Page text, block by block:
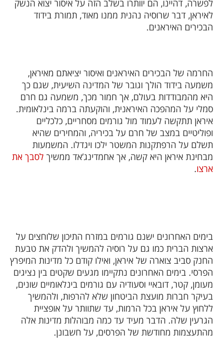
לפשרה, דהיינו, הם יוותרו בשלב הזה על איסור יצוא הנשק
לאיראן, דבר שרוסיה נהנית ממנו מאוד, תמורת בידוד
הבכירים האיראנים.
החרמה של הבכירים האיראנים ואיסור יציאתם מאיראן,
משמעה בידוד הולך וגובר של המדינה השיעית, שגם כך
היא מהמבודדות בעולם, אך חמור מכך, משמעה גם חרם
סמלי על המהפכה האיראנית, והוקעתה ברמה בינלאומית.
איראן תתקשה לעמוד מול גורמים מסחריים, כלכליים
ופוליטיים במצב של חרם על בכיריה, והמחירים שהיא
תשלם על הרפתקנות המשטר ילכו ויגדלו. המשמעות
מבחינת איראן היא קשה, אך אחמדינג’אד ממשיך לסבך את
ארצו.
בימים האחרונים ישנם גורמים במזרח התיכון שלוחצים על
ארצות הברית כמו גם על רוסיה להמשיך ולהדק את טבעת
החנק סביב צוארה של איראן, ואילו קודם כל מדינות המיפרץ
הפרסי. בימים האחרונים נתקיימו מגעים שקטים בין נציגים
מעומן, קטר, דובאיי וסעודיה עם גורמים בינלאומיים שונים,
בעיקר חברות מועצת הביטחון שלא להרפות, ולהמשיך
ללחוץ על איראן בכל הרמות, עד שתוותר על אופציית
הגרעין שלה. הדבר מעיד עד כמה מבוהלות מדינות אלה
מהתעצמות מחודשת של הפרסים, על חשבונן.